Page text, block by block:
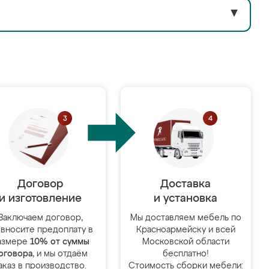
▼
Договор
изготовление
договор,
предоплату в
10% от суммы
, и мы отдаём
в производство.
Доставка
и установка
Мы доставляем мебель по
Красноармейску и всей
Московской области
бесплатно!
Стоимость сборки мебели: